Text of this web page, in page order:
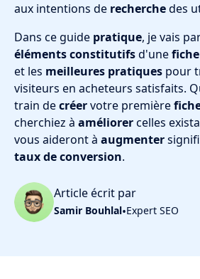
aux intentions de recherchedes
Dans ce guide pratique, je vais
éléments constitutifsd'une
et les meilleures pratiques pour
visiteurs en acheteurs satisfaits.
train decréervotre première
cherchiez à améliorercelles
vous aideront à augmenter
taux de conversion.
Article écrit par
Samir Bouhlal•Expert SEO